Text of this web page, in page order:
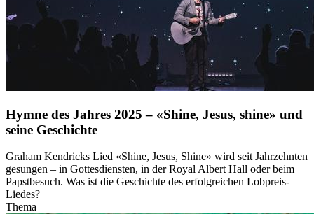
Hymne des Jahres 2025 – «Shine, Jesus, shine» und
seine Geschichte
Graham Kendricks Lied «Shine, Jesus, Shine» wird seit Jahrzehnten
gesungen – in Gottesdiensten, in der Royal Albert Hall oder beim
Papstbesuch. Was ist die Geschichte des erfolgreichen Lobpreis-
Liedes?
Thema